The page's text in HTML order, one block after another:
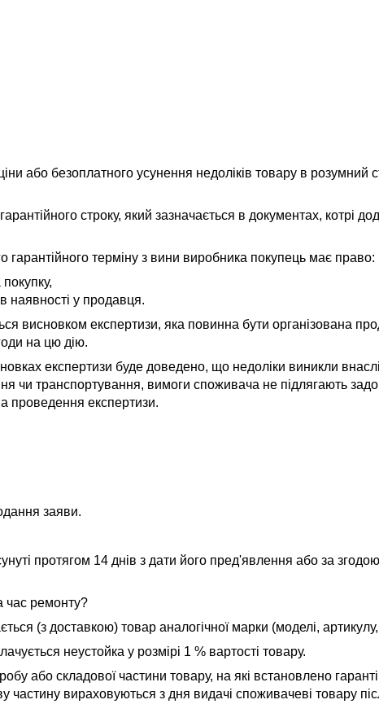
або безоплатного усунення недоліків товару в розумний
строку, який зазначається в документах, котрі
гарантійного терміну з вини виробника покупець має право:
наявності у продавця.
висновком експертизи, яка повинна бути організована
на цю дію.
експертизи буде доведено, що недоліки виникли
чи транспортування, вимоги споживача не підлягають
проведення експертизи.
заяви.
протягом 14 днів з дати його пред'явлення або за
час ремонту?
(з доставкою) товар аналогічної марки (моделі, артикулу,
неустойка у розмірі 1 % вартості товару.
або складової частини товару, на які встановлено
частину вираховуються з дня видачі споживачеві товару